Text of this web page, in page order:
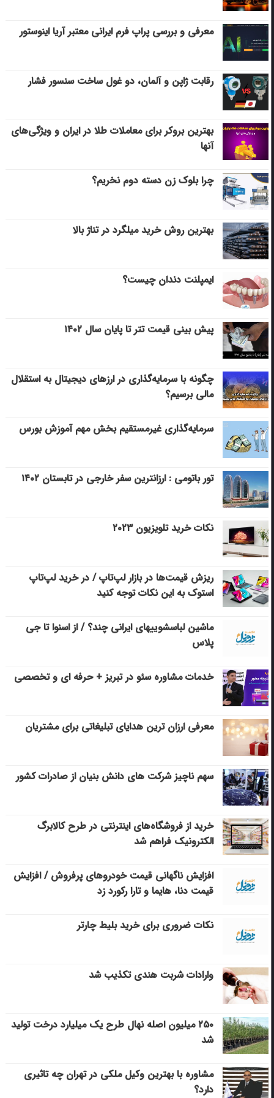
معرفی و بررسی پراپ فرم ایرانی معتبر آریا اینوستور
رقابت ژاپن و آلمان، دو غول ساخت سنسور فشار
بهترین بروکر برای معاملات طلا در ایران و ویژگی‌های
آنها
چرا بلوک زن دسته دوم نخریم؟
بهترین روش خرید میلگرد در تناژ بالا
ایمپلنت دندان چیست؟
پیش بینی قیمت تتر تا پایان سال ۱۴۰۲
چگونه با سرمایه‌گذاری در ارزهای دیجیتال به استقلال
مالی برسیم؟
سرمایه‌گذاری غیرمستقیم بخش مهم آموزش بورس
تور باتومی : ارزانترین سفر خارجی در تابستان ۱۴۰۲
نکات خرید تلویزیون ۲۰۲۳
ریزش قیمت‌ها در بازار لپ‌تاپ / در خرید لپ‌تاپ
استوک به این نکات توجه کنید
ماشین لباسشویی‎های ایرانی چند؟ / از اسنوا تا جی
پلاس
خدمات مشاوره سئو در تبریز + حرفه ای و تخصصی
معرفی ارزان ترین هدایای تبلیغاتی برای مشتریان
سهم ناچیز شرکت های دانش بنیان از صادرات کشور
خرید از فروشگاه‌های اینترنتی در طرح کالابرگ
الکترونیک فراهم شد
افزایش ناگهانی قیمت خودروهای پرفروش / افزایش
قیمت دنا، هایما و تارا رکورد زد
نکات ضروری برای خرید بلیط چارتر
وارادات شربت هندی تکذیب شد
۲۵۰ میلیون اصله نهال طرح یک میلیارد درخت تولید
شد
مشاوره با بهترین وکیل ملکی در تهران چه تاثیری
دارد؟